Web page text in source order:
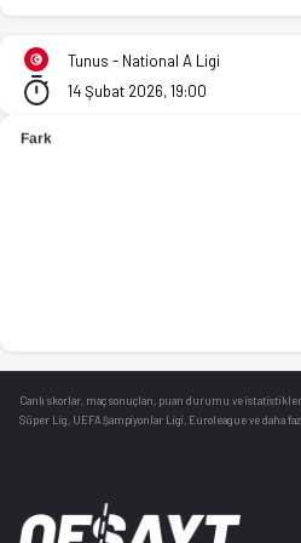
US Monastirienne - JS Menzah
Tunus - National A Ligi
14 Şubat 2026, 19:00
Canlı skorlar , maç sonuçları, puan durumu ve
Süper Lig, UEFA Şampiyonlar Ligi, Euroleague ve daha